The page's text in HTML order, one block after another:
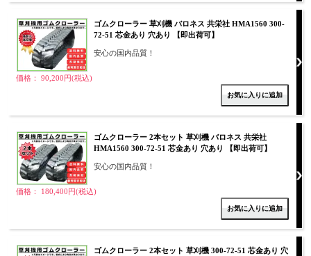
ゴムクローラー 草刈機 バロネス 共栄社 HMA1560 300-
72-51 芯金あり 穴あり 【即出荷可】
安心の国内品質！
価格： 90,200円(税込)
ゴムクローラー 2本セット 草刈機 バロネス 共栄社
HMA1560 300-72-51 芯金あり 穴あり 【即出荷可】
安心の国内品質！
価格： 180,400円(税込)
ゴムクローラー 2本セット 草刈機 300-72-51 芯金あり 穴